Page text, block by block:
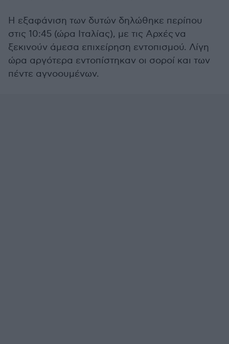
Η εξαφάνιση των δυτών δηλώθηκε περίπου
στις 10:45 (ώρα Ιταλίας), με τις Αρχές να
ξεκινούν άμεσα επιχείρηση εντοπισμού. Λίγη
ώρα αργότερα εντοπίστηκαν οι σοροί και των
πέντε αγνοουμένων.